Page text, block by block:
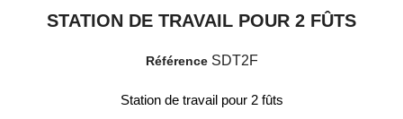
STATION DE TRAVAIL POUR 2 FÛTS
Référence SDT2F
Station de travail pour 2 fûts